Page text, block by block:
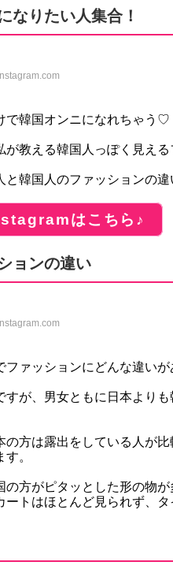
なりたい人集合！
で韓国オンニになれちゃう♡
が教える韓国人っぽく見える
と韓国人のファッションの
はこちら♪
ョンの違い
ファッションにどんな違いが
すが、男女ともに日本より
の方は露出をしている人が
。
の方がピタッとした形の物
ートはほとんど見られず、